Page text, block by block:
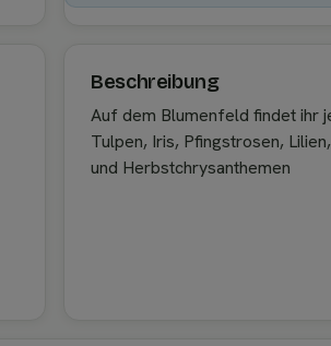
Beschreibung
Auf dem Blumenfeld findet ihr
Tulpen, Iris, Pfingstrosen,
und Herbstchrysanthemen